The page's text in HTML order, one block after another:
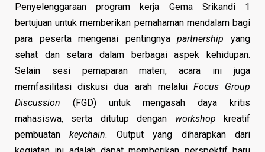
Penyelenggaraan program kerja Gema Srikandi 1
bertujuan untuk memberikan pemahaman mendalam bagi
para peserta mengenai pentingnyapartnership yang
sehat dan setara dalam berbagai aspek kehidupan.
Selain sesi pemaparan materi, acara ini juga
memfasilitasi diskusi dua arah melalui Focus Group
Discussion (FGD) untuk mengasah daya kritis
mahasiswa, serta ditutup dengan workshop kreatif
pembuatankeychain. Output yang diharapkan dari